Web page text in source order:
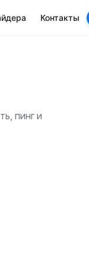
Контакты
пинг и